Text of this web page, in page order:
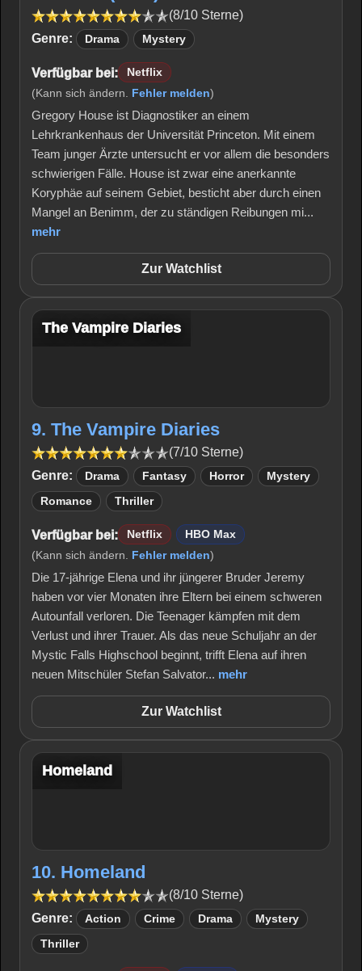
(8/10 Sterne)
Genre:
Drama Mystery
Verfügbar bei:
Netflix
(Kann sich ändern. Fehler melden)
Gregory House ist Diagnostiker an einem
Lehrkrankenhaus der Universität Princeton. Mit einem
Team junger Ärzte untersucht er vor allem die besonders
schwierigen Fälle. House ist zwar eine anerkannte
Koryphäe auf seinem Gebiet, besticht aber durch einen
Mangel an Benimm, der zu ständigen Reibungen mi...
mehr
Zur Watchlist
The Vampire Diaries
9. The Vampire Diaries
(7/10 Sterne)
Genre:
Drama Fantasy Horror Mystery
Romance Thriller
Verfügbar bei: Netflix
HBO Max
(Kann sich ändern. Fehler melden)
Die 17-jährige Elena und ihr jüngerer Bruder Jeremy
haben vor vier Monaten ihre Eltern bei einem schweren
Autounfall verloren. Die Teenager kämpfen mit dem
Verlust und ihrer Trauer. Als das neue Schuljahr an der
Mystic Falls Highschool beginnt, trifft Elena auf ihren
neuen Mitschüler Stefan Salvator... mehr
Zur Watchlist
Homeland
10. Homeland
(8/10 Sterne)
Genre:
Action Crime Drama Mystery
Thriller